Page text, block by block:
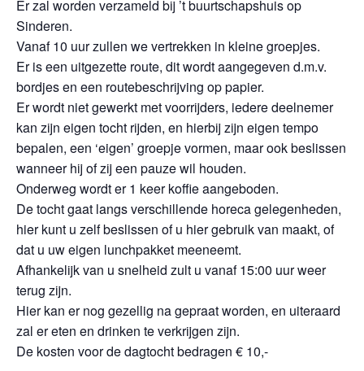
Er zal worden verzameld bij ’t buurtschapshuis op
Sinderen.
Vanaf 10 uur zullen we vertrekken in kleine groepjes.
Er is een uitgezette route, dit wordt aangegeven d.m.v.
bordjes en een routebeschrijving op papier.
Er wordt niet gewerkt met voorrijders, iedere deelnemer
kan zijn eigen tocht rijden, en hierbij zijn eigen tempo
bepalen, een ‘eigen’ groepje vormen, maar ook beslissen
wanneer hij of zij een pauze wil houden.
Onderweg wordt er 1 keer koffie aangeboden.
De tocht gaat langs verschillende horeca gelegenheden,
hier kunt u zelf beslissen of u hier gebruik van maakt, of
dat u uw eigen lunchpakket meeneemt.
Afhankelijk van u snelheid zult u vanaf 15:00 uur weer
terug zijn.
Hier kan er nog gezellig na gepraat worden, en uiteraard
zal er eten en drinken te verkrijgen zijn.
De kosten voor de dagtocht bedragen € 10,-